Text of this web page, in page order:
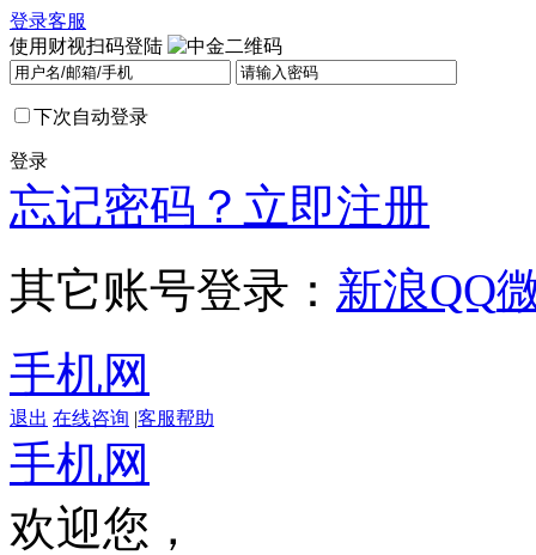
登录客服
使用财视扫码登陆
下次自动登录
登录
忘记密码？ 立即注册
其它账号登录： 新浪QQ
手机网
退出 在线咨询 |客服帮助
手机网
欢迎您，